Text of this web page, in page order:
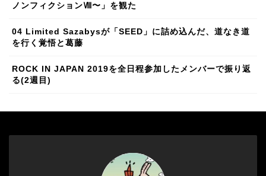
ノンフィクションⅧ〜」を観た
04 Limited Sazabysが「SEED」に詰め込んだ、道なき道
を行く覚悟と葛藤
ROCK IN JAPAN 2019を全日程参加したメンバーで振り返
る(2週目)